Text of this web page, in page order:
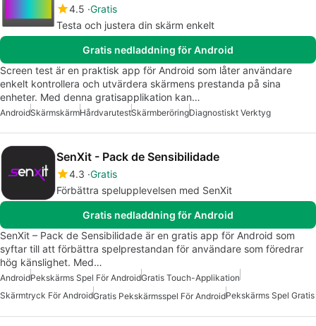
4.5 Gratis
Testa och justera din skärm enkelt
Gratis nedladdning för Android
Screen test är en praktisk app för Android som låter användare
enkelt kontrollera och utvärdera skärmens prestanda på sina
enheter. Med denna gratisapplikation kan…
AndroidSkärmskärmHårdvarutestSkärmberöringDiagnostiskt Verktyg
SenXit - Pack de Sensibilidade
4.3 Gratis
Förbättra spelupplevelsen med SenXit
Gratis nedladdning för Android
SenXit – Pack de Sensibilidade är en gratis app för Android som
syftar till att förbättra spelprestandan för användare som föredrar
hög känslighet. Med…
AndroidPekskärms Spel För AndroidGratis Touch-Applikation
Skärmtryck För AndroidGratis Pekskärmsspel För AndroidPekskärms Spel Gratis